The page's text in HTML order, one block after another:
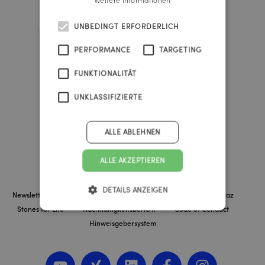
Franz-Josefs-Kai 47
vienna@reichlundpartner.at
A-8010 Graz
Tel.:+43 316 303 330
Newsletter Anmeldung
RUP Linz RUP Wien
RUP Graz
Stones for Life
Nachhaltigkeitsbericht
Code of Conduct
Hinweisgebersystem
UNBEDINGT ERFORDERLICH
PERFORMANCE TARGETING
FUNKTIONALITÄT
UNKLASSIFIZIERTE
ALLE AKZEPTIEREN
ALLE ABLEHNEN
DETAILS ANZEIGEN